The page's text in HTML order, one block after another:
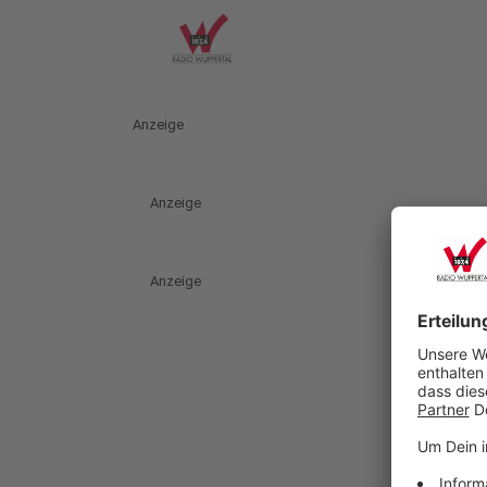
Anzeige
Anzeige
Anzeige